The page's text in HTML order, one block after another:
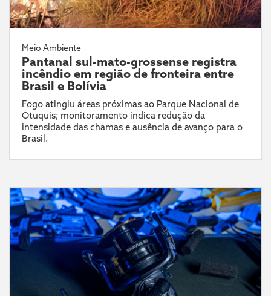
Meio Ambiente
Pantanal sul-mato-grossense registra
incêndio em região de fronteira entre
Brasil e Bolívia
Fogo atingiu áreas próximas ao Parque Nacional de
Otuquis; monitoramento indica redução da
intensidade das chamas e ausência de avanço para o
Brasil.